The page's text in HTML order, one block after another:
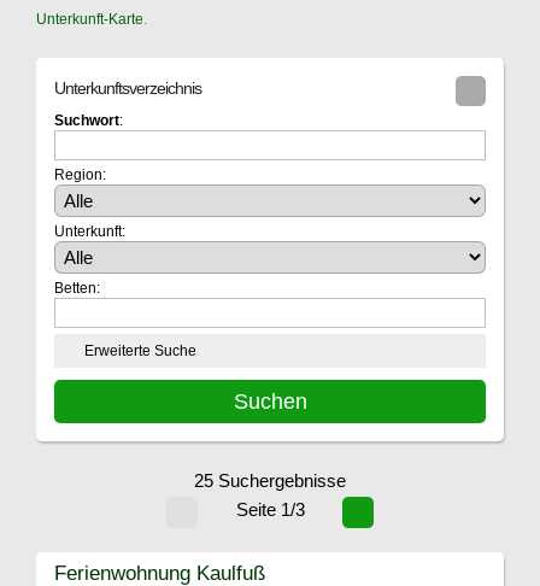
Unterkunft-Karte
Unterkunftsverzeichnis
Suchwort:
Region:
Unterkunft:
Betten:
Erweiterte Suche
25 Suchergebnisse
Seite 1/3
Ferienwohnung Kaulfuß